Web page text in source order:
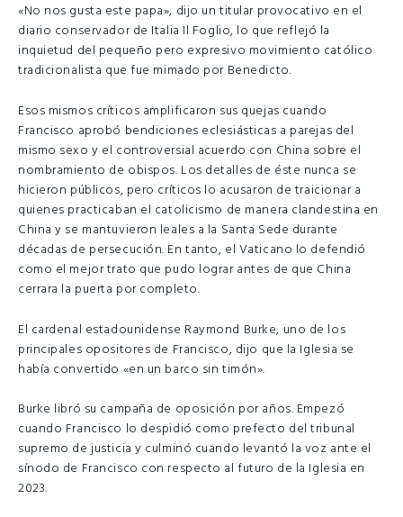
«No nos gusta este papa», dijo un titular provocativo en el
diario conservador de Italia Il Foglio, lo que reflejó la
inquietud del pequeño pero expresivo movimiento católico
tradicionalista que fue mimado por Benedicto.
Esos mismos críticos amplificaron sus quejas cuando
Francisco aprobó bendiciones eclesiásticas a parejas del
mismo sexo y el controversial acuerdo con China sobre el
nombramiento de obispos. Los detalles de éste nunca se
hicieron públicos, pero críticos lo acusaron de traicionar a
quienes practicaban el catolicismo de manera clandestina en
China y se mantuvieron leales a la Santa Sede durante
décadas de persecución. En tanto, el Vaticano lo defendió
como el mejor trato que pudo lograr antes de que China
cerrara la puerta por completo.
El cardenal estadounidense Raymond Burke, uno de los
principales opositores de Francisco, dijo que la Iglesia se
había convertido «en un barco sin timón».
Burke libró su campaña de oposición por años. Empezó
cuando Francisco lo despidió como prefecto del tribunal
supremo de justicia y culminó cuando levantó la voz ante el
sínodo de Francisco con respecto al futuro de la Iglesia en
2023.